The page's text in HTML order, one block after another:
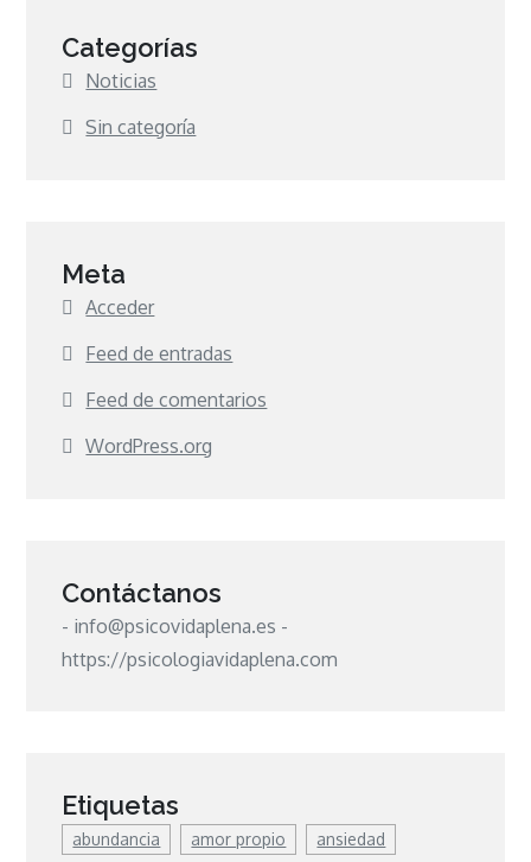
Categorías
Noticias
Sin categoría
Meta
Acceder
Feed de entradas
Feed de comentarios
WordPress.org
Contáctanos
- info@psicovidaplena.es -
https://psicologiavidaplena.com
Etiquetas
abundancia amor propio ansiedad